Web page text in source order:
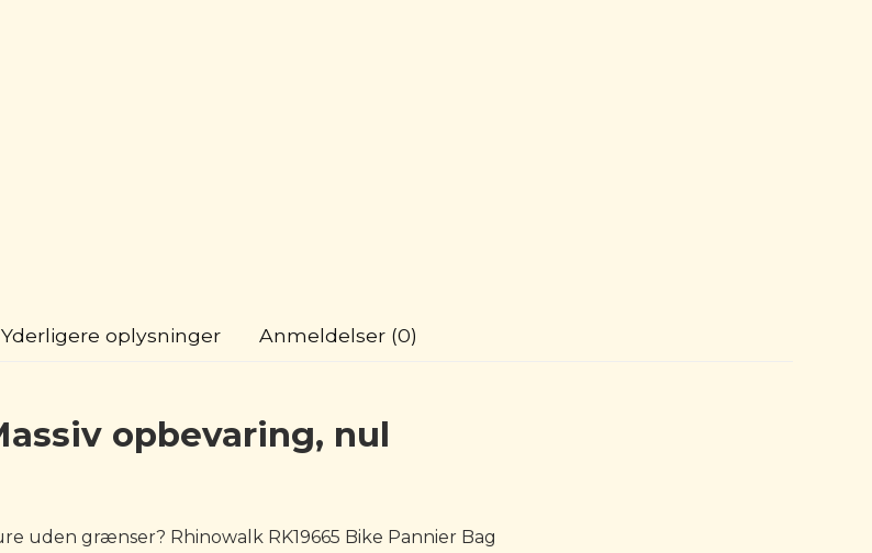
Yderligere oplysninger Anmeldelser (0)
opbevaring, nul
uden grænser? Rhinowalk RK19665 Bike Pannier Bag